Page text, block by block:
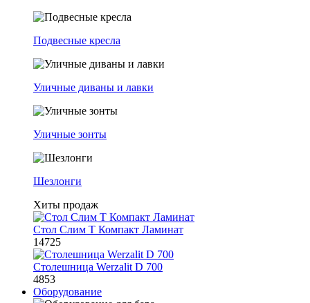
Подвесные кресла
Уличные диваны и лавки
Уличные зонты
Шезлонги
Хиты продаж
Стол Слим Т Компакт Ламинат
14725
Столешница Werzalit D 700
4853
Оборудование